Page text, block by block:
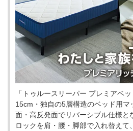
「トゥルースリーパー プレミアベ
15cm・独自の5層構造のベッド用マ
面・高反発面でリバーシブル仕様と
ロックを肩・腰・脚部で入れ替えて、